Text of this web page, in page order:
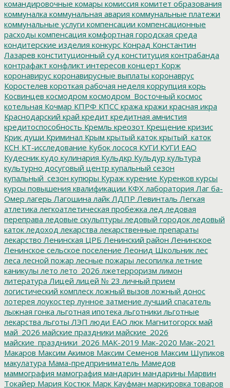
командировочные комары комиссия комитет образования
коммуналка коммунальная авария коммунальные платежи
коммунальные услуги компенсации компенсационные
расходы компенсация комфортная городская среда
кондитерские изделия конкурс Конрад Константин
Лазарев конституционный суд конституция контрабанда
контрафакт конфликт интересов концерт Корж
коронавирус коронавирусные выплаты коронаврус
Коростелев короткая рабочая неделя коррупция корь
Косвинцев космодром космодром_Восточный космос
котельная Кочмар КПРФ КПСС кража кражи красная икра
Краснодарский край кредит кредитная амнистия
кредитоспособность Кремль креозот Крещение кризис
Крик души Криминал Крым крытый каток крытый_каток
КСН КТ-исследование Кубок лосося КУГИ КУГИ ЕАО
Кудесник кудо кулинария Кульдкр Кульдур культура
культурно досуговый центр купальный сезон
купальный_сезон купюры Кураж курение Куренков курсы
курсы повышения квалификации КФХ лаборатория Лаг ба-
Омер лагерь Лагошина лайк ЛДПР Левинталь Легкая
атлетика легкоатлетическая пробежка лед ледовая
переправа ледовые скульптуры ледовый городок ледовый
каток ледоход лекарства лекарственные препараты
лекарство Ленинская ЦРБ Ленинский район Ленинское
Ленинское сельское поселение Леонид Школьник лес
леса лесной пожар лесные пожары лесопилка летние
каникулы лето лето_2026 лжетерроризм лимон
литература Лицей лицей № 23 личный прием
логистический комплеск ложный вызов ложный донос
лотерея лоукостер лунное затмение лучший спасатель
лыжная гонка льготная ипотека льготники льготные
лекарства льготы ЛЭП люди ЕАО люк Магнитогорск май
май_2026 майские праздники майские_2026
майские_праздники_2026 МАК-2019 Мак-2020 Мак-2021
Макаров Максим Акимов Максим Семенов Максим Шупиков
макулатура Мама-предприниматель Мамедов
маммография мамография мандарин мандарины Марвин
Токайер Мария Костюк Марк Кауфман маркировка товаров